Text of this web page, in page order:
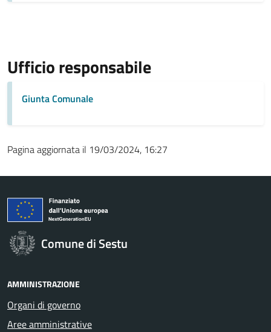
Ufficio responsabile
Giunta Comunale
Pagina aggiornata il 19/03/2024, 16:27
Comune di Sestu
AMMINISTRAZIONE
Organi di governo
Aree amministrative